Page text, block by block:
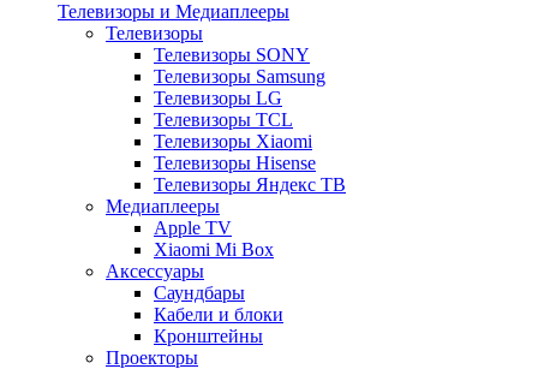
Телевизоры и Медиаплееры
Телевизоры
Телевизоры SONY
Телевизоры Samsung
Телевизоры LG
Телевизоры TCL
Телевизоры Xiaomi
Телевизоры Hisense
Телевизоры Яндекс ТВ
Медиаплееры
Apple TV
Xiaomi Mi Box
Аксессуары
Саундбары
Кабели и блоки
Кронштейны
Проекторы